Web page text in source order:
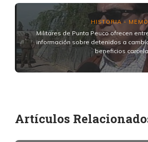
HISTORIA -
Militares de Punta Peuco ofrecen
información sobre detenidos a
beneficios
Artículos